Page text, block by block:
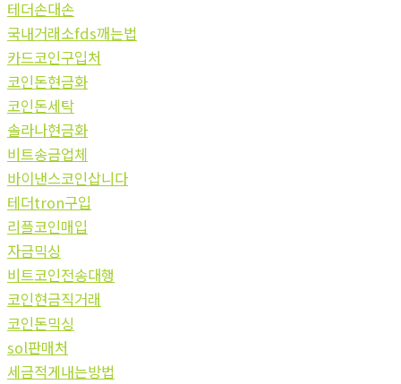
테더손대손
국내거래소fds깨는법
카드코인구입처
코인돈현금화
코인돈세탁
솔라나현금화
비트송금업체
바이낸스코인삽니다
테더tron구입
리플코인매입
자금믹싱
비트코인전송대행
코인현금직거래
코인돈믹싱
sol판매처
세금적게내는방법